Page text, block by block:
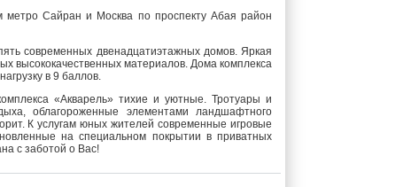
метро Сайран и Москва по проспекту Абая район
современных двенадцатиэтажных домов. Яркая
высококачественных материалов. Дома комплекса
в 9 баллов.
«Акварель» тихие и уютные. Тротуары и
облагороженные элементами ландшафтного
К услугам юных жителей современные игровые
на специальном покрытии в приватных
с заботой о Вас!